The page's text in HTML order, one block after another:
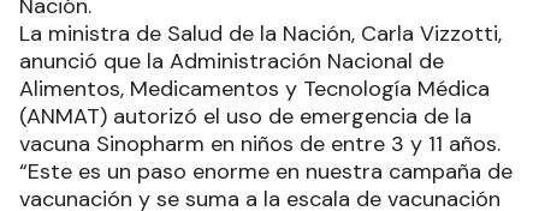
Nación.
La ministra de Salud de la Nación, Carla Vizzotti,
anunció que la Administración Nacional de
Alimentos, Medicamentos y Tecnología Médica
(ANMAT) autorizó el uso de emergencia de la
vacuna Sinopharm en niños de entre 3 y 11 años.
“Este es un paso enorme en nuestra campaña de
vacunación y se suma a la escala de vacunación